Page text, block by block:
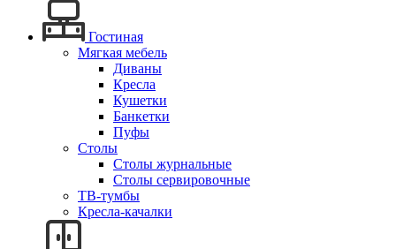
Гостиная
Мягкая мебель
Диваны
Кресла
Кушетки
Банкетки
Пуфы
Столы
Столы журнальные
Столы сервировочные
ТВ-тумбы
Кресла-качалки